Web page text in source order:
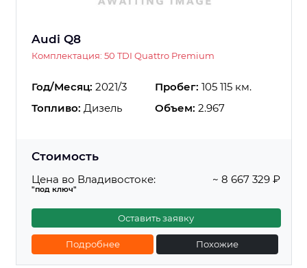
Audi Q8
Комплектация: 50 TDI Quattro Premium
Год/Месяц: 2021/3 Пробег: 105 115 км.
Топливо: Дизель Объем: 2.967
Стоимость
Цена во Владивостоке:
"под ключ"
~ 8 667 329 ₽
Оставить заявку
Подробнее Похожие